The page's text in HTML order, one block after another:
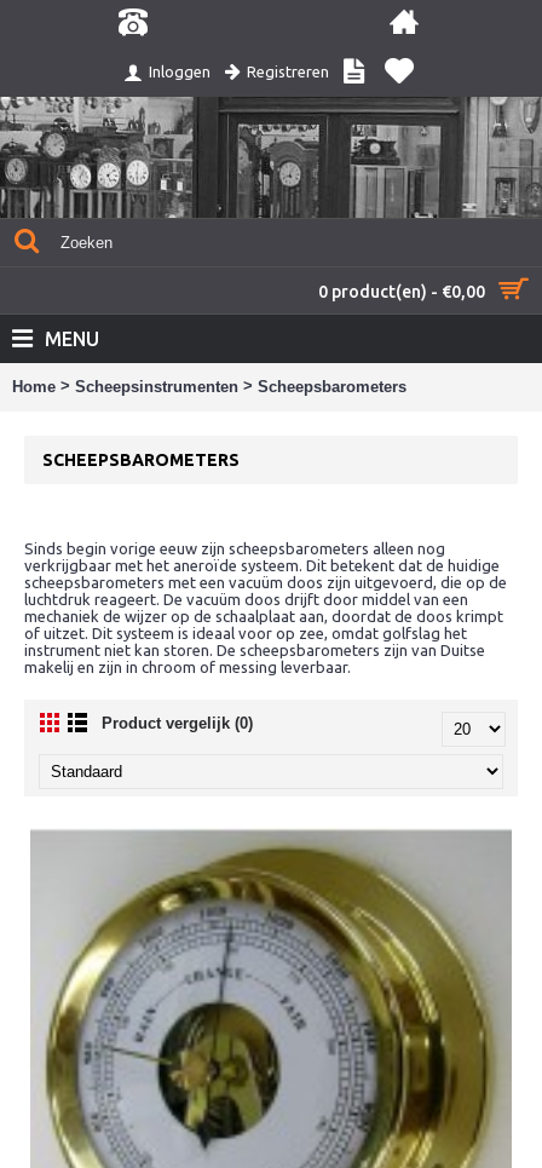
Inloggen Registreren
0 product(en) - €0,00
MENU
Home > Scheepsinstrumenten > Scheepsbarometers
SCHEEPSBAROMETERS
Sinds begin vorige eeuw zijn scheepsbarometers alleen nog
verkrijgbaar met het aneroïde systeem. Dit betekent dat de huidige
scheepsbarometers met een vacuüm doos zijn uitgevoerd, die op de
luchtdruk reageert. De vacuüm doos drijft door middel van een
mechaniek de wijzer op de schaalplaat aan, doordat de doos krimpt
of uitzet. Dit systeem is ideaal voor op zee, omdat golfslag het
instrument niet kan storen. De scheepsbarometers zijn van Duitse
makelij en zijn in chroom of messing leverbaar.
Product vergelijk (0)